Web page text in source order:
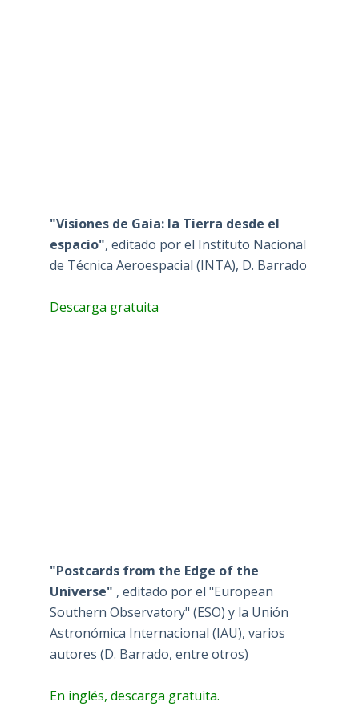
"Visiones de Gaia: la Tierra desde el
espacio", editado por el Instituto Nacional
de Técnica Aeroespacial (INTA), D. Barrado
Descarga gratuita
"Postcards from the Edge of the
Universe" , editado por el "European
Southern Observatory" (ESO) y la Unión
Astronómica Internacional (IAU), varios
autores (D. Barrado, entre otros)
En inglés, descarga gratuita.